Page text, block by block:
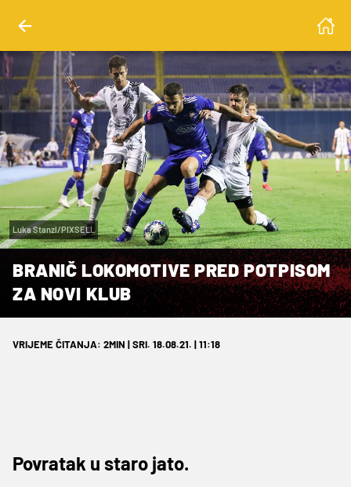
Luka Stanzl/PIXSELL
BRANIČ LOKOMOTIVE PRED POTPISOM
ZA NOVI KLUB
VRIJEME ČITANJA: 2MIN | SRI. 18.08.21. | 11:18
Povratak u staro jato.